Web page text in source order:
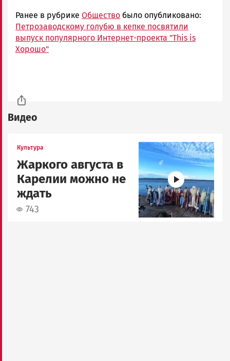
Ранее в рубрике Общество было опубликовано:
Петрозаводскому голубю в кепке посвятили
выпуск популярного Интернет-проекта "This is
Хорошо"
Видео
Культура
Жаркого августа в
Карелии можно не
ждать
743
Image